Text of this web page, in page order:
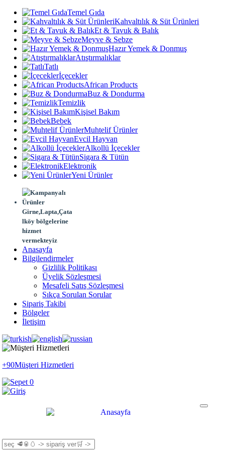
Temel Gıda
Kahvaltılık & Süt Ürünleri
Et & Tavuk & Balık
Meyve & Sebze
Hazır Yemek & Donmuş
Atıştırmalıklar
Tatlı
İçecekler
African Products
Buz & Dondurma
Temizlik
Kişisel Bakım
Bebek
Muhtelif Ürünler
Evcil Hayvan
Alkollü İçecekler
Sigara & Tütün
Elektronik
Yeni Ürünler
Girne,Lapta,Çata
lköy bölgelerine
hizmet
vermekteyiz
Anasayfa
Bilgilendirmeler
Gizlilik Politikası
Üyelik Sözleşmesi
Mesafeli Satış Sözleşmesi
Sıkça Sorulan Sorular
Sipariş Takibi
Bölgeler
İletişim
+90Müşteri Hizmetleri
0